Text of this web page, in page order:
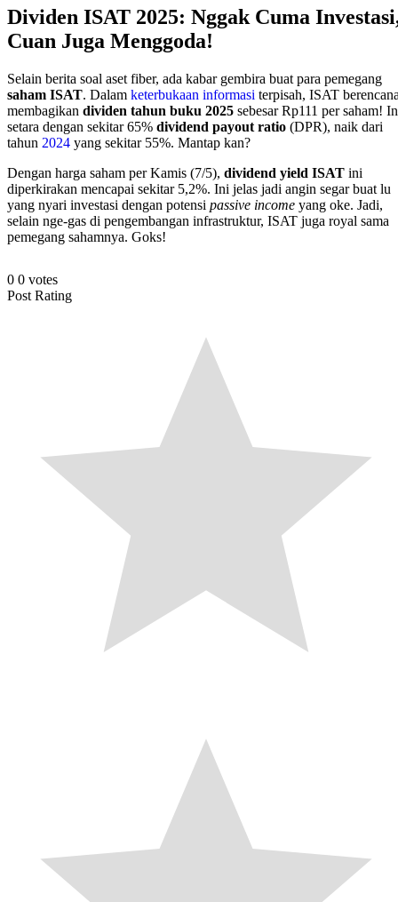
Dividen ISAT 2025: Nggak Cuma
Cuan Juga Menggoda!
Selain berita soal aset fiber, ada kabar gembira buat para pemegang
saham ISAT. Dalam keterbukaan informasi terpisah, ISAT
membagikan dividen tahun buku 2025 sebesar Rp111 per saham!
setara dengan sekitar 65% dividend payout ratio (DPR), naik dari
tahun 2024 yang sekitar 55%. Mantap kan?
Dengan harga saham per Kamis (7/5), dividend yield ISAT ini
diperkirakan mencapai sekitar 5,2%. Ini jelas jadi angin segar buat lu
yang nyari investasi dengan potensi passive income yang oke. Jadi,
selain nge-gas di pengembangan infrastruktur, ISAT juga royal sama
pemegang sahamnya. Goks!
0 0 votes
Post Rating